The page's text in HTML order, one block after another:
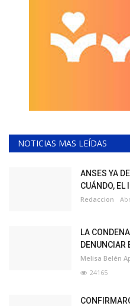
NOTICIAS MAS LEÍDAS
ANSES YA
CUÁNDO, EL
Redaccion
LA
DENUNCIAR
Melisa Belén
24165